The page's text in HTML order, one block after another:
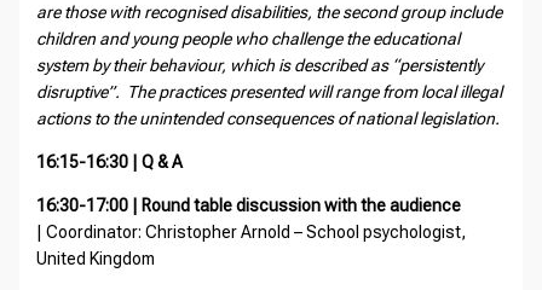
are those with recognised disabilities, the second group include
children and young people who challenge the educational
system by their behaviour, which is described as “persistently
disruptive”. The practices presented will range from local illegal
actions to the unintended consequences of national legislation.
16:15-16:30 | Q & A
16:30-17:00 | Round table discussion with the audience
| Coordinator: Christopher Arnold – School psychologist,
United Kingdom